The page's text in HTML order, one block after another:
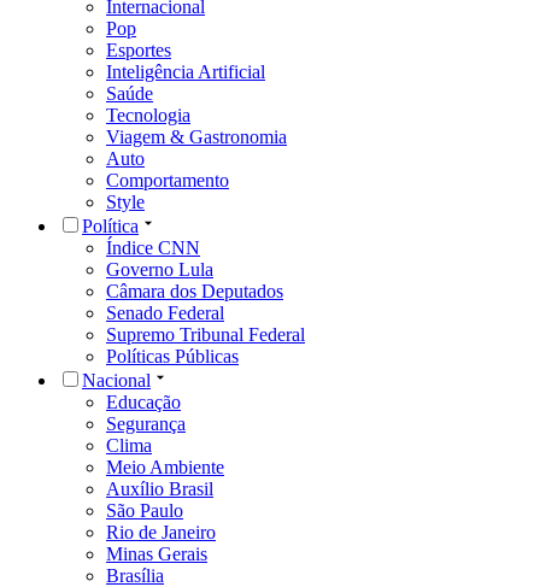
Internacional
Pop
Esportes
Inteligência Artificial
Saúde
Tecnologia
Viagem & Gastronomia
Auto
Comportamento
Style
Política
Índice CNN
Governo Lula
Câmara dos Deputados
Senado Federal
Supremo Tribunal Federal
Políticas Públicas
Nacional
Educação
Segurança
Clima
Meio Ambiente
Auxílio Brasil
São Paulo
Rio de Janeiro
Minas Gerais
Brasília